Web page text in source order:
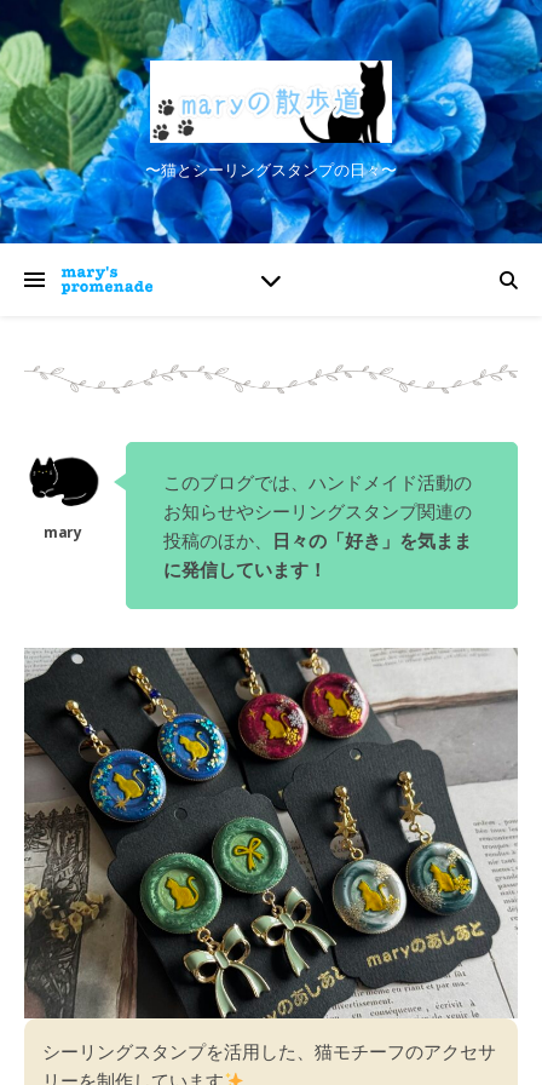
〜猫とシーリングスタンプの日々〜
このブログでは、ハンドメイド活動の
お知らせやシーリングスタンプ関連の
投稿のほか、 日々の「好き」を気まま
に発信しています！
シーリングスタンプを活用した、猫モチーフのアクセサ
リーを制作しています